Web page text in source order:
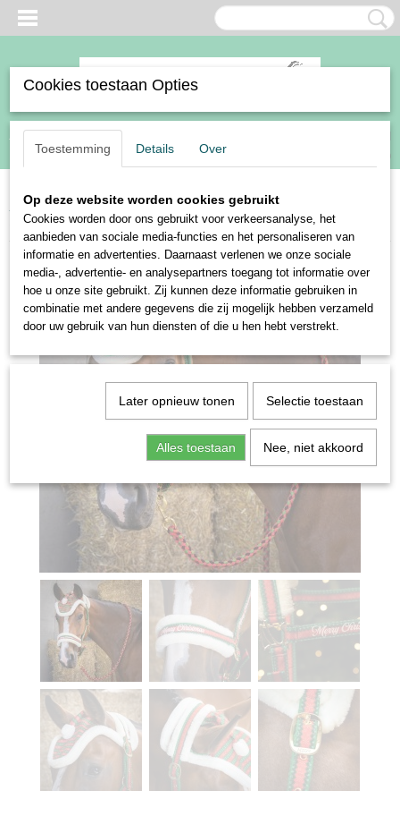
Inloggen Registreren
(0)
Home>Paard>Halsters en touwen>Harry's Horse halsterset en muts
Christmas
Cookies toestaan Opties
Toestemming Details Over
Op deze website worden cookies gebruikt
Cookies worden door ons gebruikt voor verkeersanalyse, het
aanbieden van sociale media-functies en het personaliseren van
informatie en advertenties. Daarnaast verlenen we onze sociale
media-, advertentie- en analysepartners toegang tot informatie over
hoe u onze site gebruikt. Zij kunnen deze informatie gebruiken in
combinatie met andere gegevens die zij mogelijk hebben verzameld
door uw gebruik van hun diensten of die u hen hebt verstrekt.
Later opnieuw tonen Selectie toestaan
Alles toestaan Nee, niet akkoord